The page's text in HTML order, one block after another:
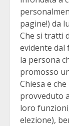
pagine!) da
Che si tratti
evidente dal
la persona
promosso
Chiesa e
provveduto
loro
elezione),